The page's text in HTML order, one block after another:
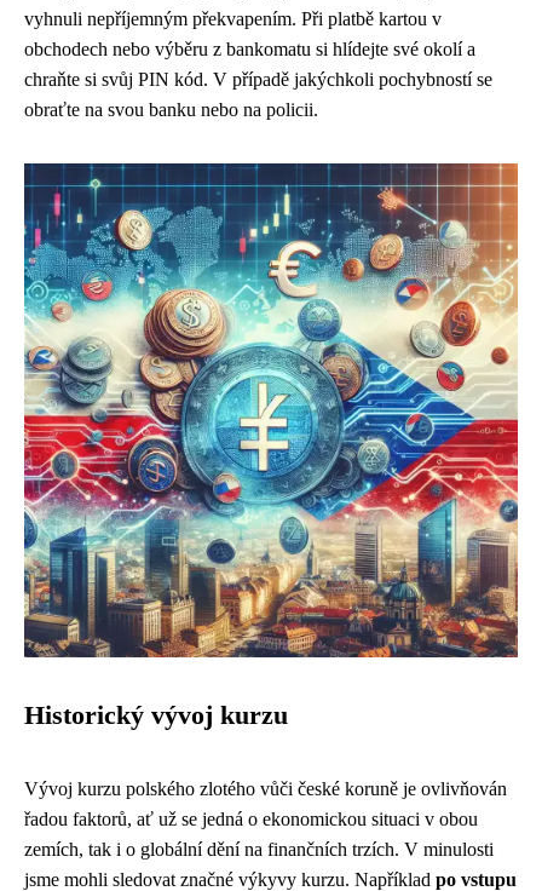
vyhnuli nepříjemným překvapením. Při platbě kartou v
obchodech nebo výběru z bankomatu si hlídejte své okolí a
chraňte si svůj PIN kód. V případě jakýchkoli pochybností se
obraťte na svou banku nebo na policii.
Historický vývoj kurzu
Vývoj kurzu polského zlotého vůči české koruně je ovlivňován
řadou faktorů, ať už se jedná o ekonomickou situaci v obou
zemích, tak i o globální dění na finančních trzích. V minulosti
jsme mohli sledovat značné výkyvy kurzu. Například po vstupu